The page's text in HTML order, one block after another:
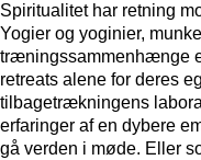
Spiritualitet har retning
Yogier og yoginier,
træningssammenhænge
retreats alene for deres
tilbagetrækningens
erfaringer af en dybere
gå verden i møde. Eller